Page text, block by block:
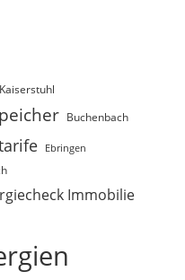
Buchenbach
Ebringen
Immobilie